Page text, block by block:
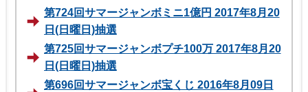
第724回サマージャンボミニ1億円 2017年8月20
日(日曜日)抽選
第725回サマージャンボプチ100万 2017年8月20
日(日曜日)抽選
第696回サマージャンボ宝くじ 2016年8月09日